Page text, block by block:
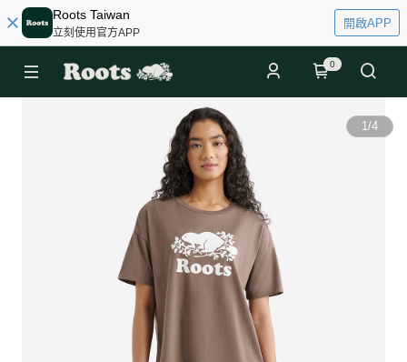
Roots Taiwan
立刻使用官方APP
開啟APP
0
1/4